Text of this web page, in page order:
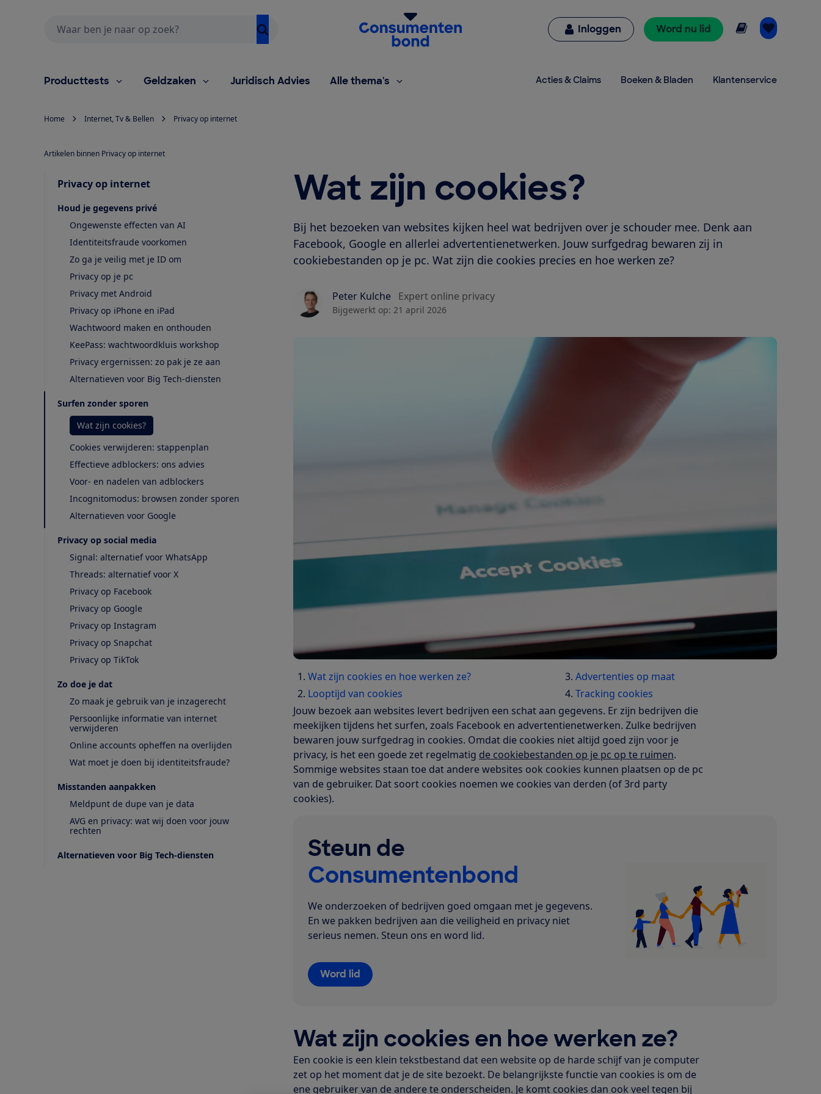
Homepage van de Consumentenbond
Inloggen Word nu lid Online lezen
Producttests Geldzaken Juridisch Advies Alle thema's Acties & Claims Boeken & Bladen Klantenservice
Home Internet, Tv & Bellen Privacy op internet
Wat zijn cookies?
Bij het bezoeken van websites kijken heel wat bedrijven over je schouder mee. Denk aan
Facebook, Google en allerlei advertentienetwerken. Jouw surfgedrag bewaren zij in
cookiebestanden op je pc. Wat zijn die cookies precies en hoe werken ze?
Peter Kulche Expert online privacy
Bijgewerkt op: 21 april 2026
Wat zijn cookies en hoe werken ze?
Looptijd van cookies
Advertenties op maat
Tracking cookies
Jouw bezoek aan websites levert bedrijven een schat aan gegevens. Er zijn bedrijven die
meekijken tijdens het surfen, zoals Facebook en advertentienetwerken. Zulke bedrijven
bewaren jouw surfgedrag in cookies. Omdat die cookies niet altijd goed zijn voor je
privacy, is het een goede zet regelmatig de cookiebestanden op je pc op te ruimen.
Sommige websites staan toe dat andere websites ook cookies kunnen plaatsen op de pc
van de gebruiker. Dat soort cookies noemen we cookies van derden (of 3rd party
cookies).
Steun de
Consumentenbond
We onderzoeken of bedrijven goed omgaan met je gegevens.
En we pakken bedrijven aan die veiligheid en privacy niet
serieus nemen. Steun ons en word lid.
Word lid
Wat zijn cookies en hoe werken ze?
Een cookie is een klein tekstbestand dat een website op de harde schijf van je computer
zet op het moment dat je de site bezoekt. De belangrijkste functie van cookies is om de
ene gebruiker van de andere te onderscheiden. Je komt cookies dan ook veel tegen bij
Artikelen binnen Privacy op internet
Privacy op internet
Houd je gegevens privé
Ongewenste effecten van AI
Identiteitsfraude voorkomen
Zo ga je veilig met je ID om
Privacy op je pc
Privacy met Android
Privacy op iPhone en iPad
Wachtwoord maken en onthouden
KeePass: wachtwoordkluis workshop
Privacy ergernissen: zo pak je ze aan
Alternatieven voor Big Tech-diensten
Surfen zonder sporen
Wat zijn cookies?
Cookies verwijderen: stappenplan
Effectieve adblockers: ons advies
Voor- en nadelen van adblockers
Incognitomodus: browsen zonder sporen
Alternatieven voor Google
Privacy op social media
Signal: alternatief voor WhatsApp
Threads: alternatief voor X
Privacy op Facebook
Privacy op Google
Privacy op Instagram
Privacy op Snapchat
Privacy op TikTok
Zo doe je dat
Zo maak je gebruik van je inzagerecht
Persoonlijke informatie van internet
verwijderen
Online accounts opheffen na overlijden
Wat moet je doen bij identiteitsfraude?
Misstanden aanpakken
Meldpunt de dupe van je data
AVG en privacy: wat wij doen voor jouw
rechten
Alternatieven voor Big Tech-diensten